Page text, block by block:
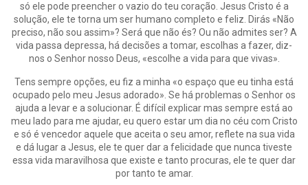
só ele pode preencher o vazio do teu coração. Jesus Cristo é a
solução, ele te torna um ser humano completo e feliz. Dirás «Não
preciso, não sou assim»? Será que não és? Ou não admites ser? A
vida passa depressa, há decisões a tomar, escolhas a fazer, diz-
nos o Senhor nosso Deus, «escolhe a vida para que vivas».
Tens sempre opções, eu fiz a minha «o espaço que eu tinha está
ocupado pelo meu Jesus adorado». Se há problemas o Senhor os
ajuda a levar e a solucionar. É difícil explicar mas sempre está ao
meu lado para me ajudar, eu quero estar um dia no céu com Cristo
e só é vencedor aquele que aceita o seu amor, reflete na sua vida
e dá lugar a Jesus, ele te quer dar a felicidade que nunca tiveste
essa vida maravilhosa que existe e tanto procuras, ele te quer dar
por tanto te amar.